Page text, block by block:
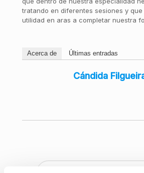
tratando en diferentes sesiones y
utilidad en aras a completar nuestra
Acerca de Últimas entradas
Cándida